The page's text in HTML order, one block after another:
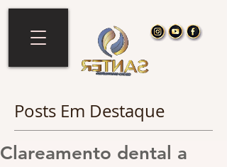
Posts Em Destaque
Clareamento dental a